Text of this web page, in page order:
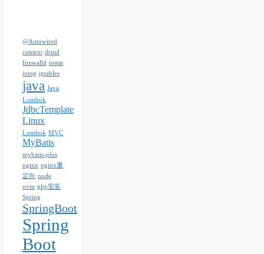
@Autowired
context druid
firewalld iostat
iotop iptables
java Java
Lombok
JdbcTemplate
Linux
Lombok MVC
MyBatis
mybatis-plus
nginx nginx重
定向 node
nvm php安装
Spring
SpringBoot
Spring
Boot